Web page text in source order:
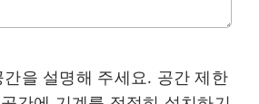
을 설명해 주세요. 공간 제한